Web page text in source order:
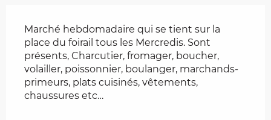
Marché hebdomadaire qui se tient sur la
place du foirail tous les Mercredis. Sont
présents, Charcutier, fromager, boucher,
volailler, poissonnier, boulanger, marchands-
primeurs, plats cuisinés, vêtements,
chaussures etc…